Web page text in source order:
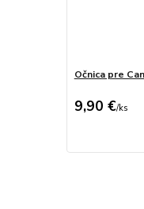
Očnica pre
9,90 €/ks